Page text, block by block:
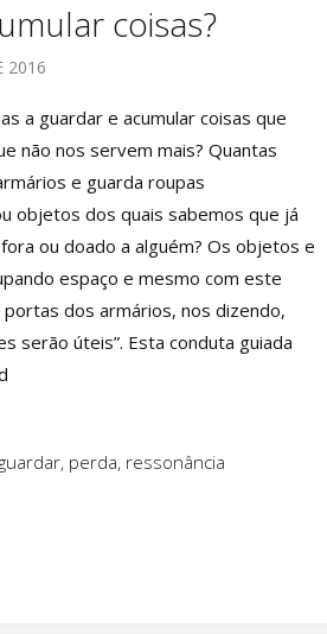
coisas?
2016
a guardar e acumular coisas que
não nos servem mais? Quantas
e guarda roupas
objetos dos quais sabemos que já
ou doado a alguém? Os objetos e
espaço e mesmo com este
dos armários, nos dizendo,
serão úteis”. Esta conduta guiada
guardar, perda, ressonância